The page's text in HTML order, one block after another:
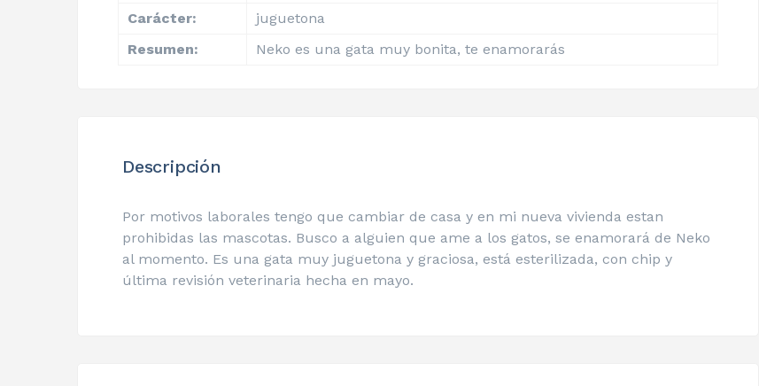
Carácter:
juguetona
Resumen:
Neko es una gata muy bonita, te enamorarás
Descripción
Por motivos laborales tengo que cambiar de casa y en mi nueva vivienda estan
prohibidas las mascotas. Busco a alguien que ame a los gatos, se enamorará de Neko
al momento. Es una gata muy juguetona y graciosa, está esterilizada, con chip y
última revisión veterinaria hecha en mayo.